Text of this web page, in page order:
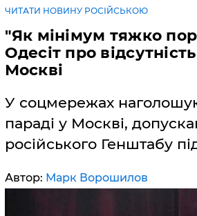
ЧИТАТИ НОВИНУ РОСІЙСЬКОЮ
"Як мінімум тяжко
Одесіт про
Москві
У соцмережах
параді у Москві,
російського Генштабу
Автор: Марк Ворошилов